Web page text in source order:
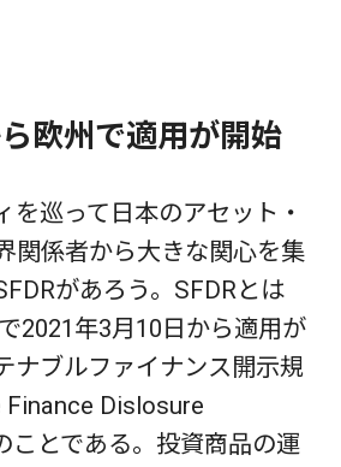
欧州で適用が開始
を巡って日本のアセット・
関係者から大きな関心を集
があろう。SFDRとは
2021年3月10日から適用が
ナブルファイナンス開示規
Dislosure
ことである。投資商品の運